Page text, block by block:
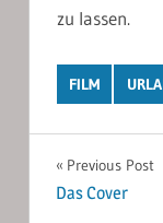
zu lassen.
FILM
Post
Previous Post
Das Cover